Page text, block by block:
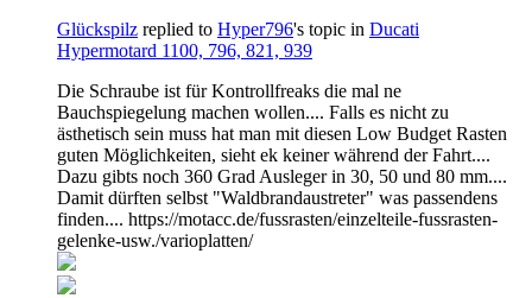
Glückspilz replied to Hyper796's topic in Ducati
Hypermotard 1100, 796, 821, 939
Die Schraube ist für Kontrollfreaks die mal ne
Bauchspiegelung machen wollen.... Falls es nicht zu
ästhetisch sein muss hat man mit diesen Low Budget Rasten
guten Möglichkeiten, sieht ek keiner während der Fahrt....
Dazu gibts noch 360 Grad Ausleger in 30, 50 und 80 mm....
Damit dürften selbst "Waldbrandaustreter" was passendens
finden.... https://motacc.de/fussrasten/einzelteile-fussrasten-
gelenke-usw./varioplatten/